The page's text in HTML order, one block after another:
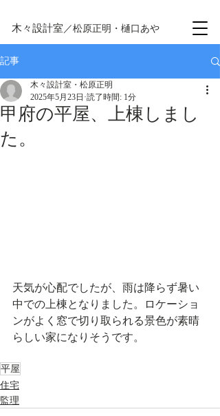
木々設計室 ／松原正明・樋口あや
記事
甲府の平屋、上棟しまし
た。
木々設計室・松原正明
2025年5月23日 読了時間: 1分
天気が心配でしたが、雨は降らず暑い
中での上棟となりました。ロケーショ
ンがよく窓で切り取られる景色が素晴
らしい家になりそうです。
平屋
住宅
監理